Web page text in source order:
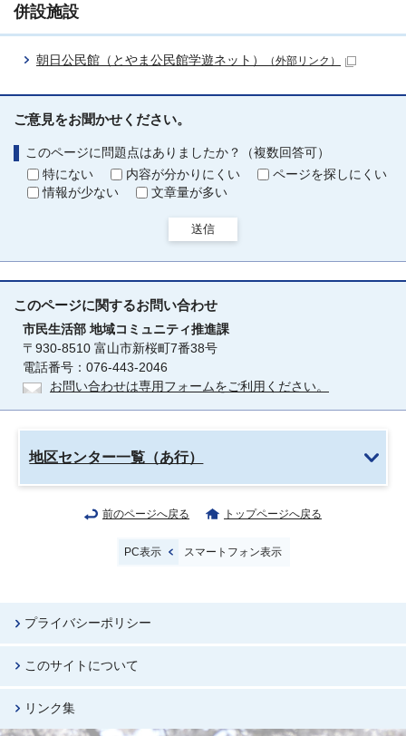
併設施設
朝日公民館（とやま公民館学遊ネット） （外部リンク）
ご意見をお聞かせください。
このページに問題点はありましたか？（複数回答可）
特にない
内容が分かりにくい
ページを探しにくい
情報が少ない
文章量が多い
送信
このページに関するお問い合わせ
市民生活部 地域コミュニティ推進課
〒930-8510 富山市新桜町7番38号
電話番号：076-443-2046
お問い合わせは専用フォームをご利用ください。
地区センター一覧（あ行）
前のページへ戻る トップページへ戻る
PC表示 スマートフォン表示
プライバシーポリシー
このサイトについて
リンク集